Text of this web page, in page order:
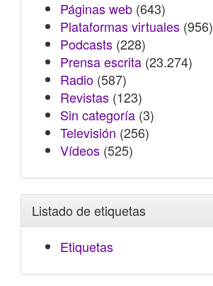
Páginas web (643)
Plataformas virtuales (956)
Podcasts (228)
Prensa escrita (23.274)
Radio (587)
Revistas (123)
Sin categoría (3)
Televisión (256)
Vídeos (525)
Listado de etiquetas
Etiquetas